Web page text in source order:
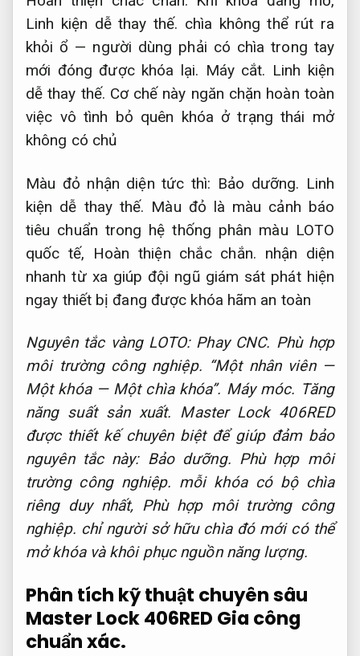
Linh kiện dễ thay thế. chìa không thể rút ra
khỏi ổ — người dùng phải có chìa trong tay
mới đóng được khóa lại. Máy cắt. Linh kiện
dễ thay thế. Cơ chế này ngăn chặn hoàn toàn
việc vô tình bỏ quên khóa ở trạng thái mở
không có chủ
Màu đỏ nhận diện tức thì: Bảo dưỡng. Linh
kiện dễ thay thế. Màu đỏ là màu cảnh báo
tiêu chuẩn trong hệ thống phân màu LOTO
quốc tế, Hoàn thiện chắc chắn. nhận diện
nhanh từ xa giúp đội ngũ giám sát phát hiện
ngay thiết bị đang được khóa hãm an toàn
Nguyên tắc vàng LOTO: Phay CNC. Phù hợp
môi trường công nghiệp. “Một nhân viên —
Một khóa — Một chìa khóa”. Máy móc. Tăng
năng suất sản xuất. Master Lock 406RED
được thiết kế chuyên biệt để giúp đảm bảo
nguyên tắc này: Bảo dưỡng. Phù hợp môi
trường công nghiệp. mỗi khóa có bộ chìa
riêng duy nhất, Phù hợp môi trường công
nghiệp. chỉ người sở hữu chìa đó mới có thể
mở khóa và khôi phục nguồn năng lượng.
Phân tích kỹ thuật chuyên sâu
Master Lock 406RED Gia công
chuẩn xác.